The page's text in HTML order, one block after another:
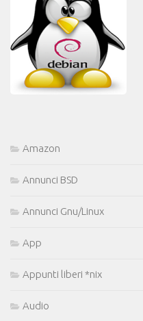
Amazon
Annunci BSD
Annunci Gnu/Linux
App
Appunti liberi *nix
Audio